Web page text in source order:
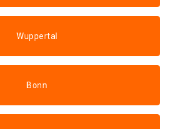
Wuppertal
Bonn